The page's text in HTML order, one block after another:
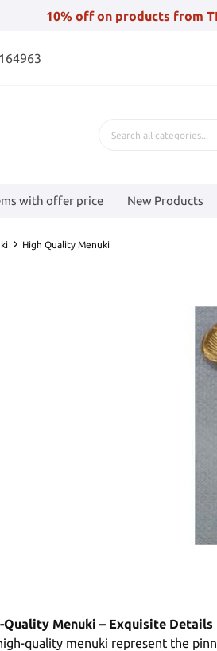
10% off on products from
with offer price New Products
High Quality Menuki
Quality Menuki – Exquisite Details
quality menuki represent the